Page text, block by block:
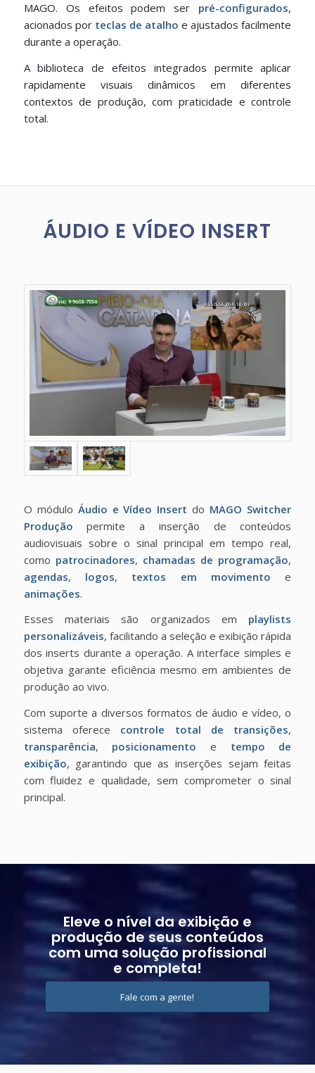
MAGO. Os efeitos podem ser pré-configurados,
acionados por teclas de atalho e ajustados facilmente
durante a operação.
A biblioteca de efeitos integrados permite aplicar
rapidamente visuais dinâmicos em diferentes
contextos de produção, com praticidade e controle
total.
ÁUDIO E VÍDEO INSERT
O módulo Áudio e Vídeo Insert do MAGO Switcher
Produção permite a inserção de conteúdos
audiovisuais sobre o sinal principal em tempo real,
como patrocinadores, chamadas de programação,
agendas, logos, textos em movimento e
animações.
Esses materiais são organizados em playlists
personalizáveis, facilitando a seleção e exibição rápida
dos inserts durante a operação. A interface simples e
objetiva garante eficiência mesmo em ambientes de
produção ao vivo.
Com suporte a diversos formatos de áudio e vídeo, o
sistema oferece controle total de transições,
transparência, posicionamento e tempo de
exibição, garantindo que as inserções sejam feitas
com fluidez e qualidade, sem comprometer o sinal
principal.
Eleve o nível da exibição e
produção de seus conteúdos
com uma solução profissional
e completa!
Fale com a gente!